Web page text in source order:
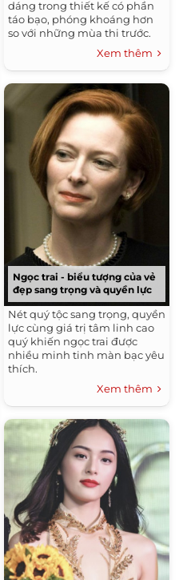
dáng trong thiết kế có phần
táo bạo, phóng khoáng hơn
so với những mùa thi trước.
Xem thêm
Ngọc trai - biểu tượng của vẻ
đẹp sang trọng và quyền lực
Nét quý tộc sang trọng, quyền
lực cùng giá trị tâm linh cao
quý khiến ngọc trai được
nhiều minh tinh màn bạc yêu
thích.
Xem thêm